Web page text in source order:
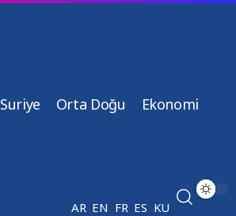
Suriye Orta Doğu Ekonomi
AR EN FR ES KU